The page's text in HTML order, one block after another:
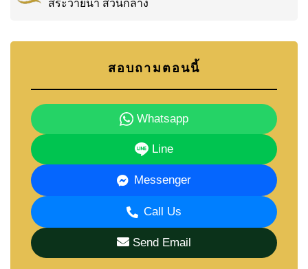
สระว่ายน้ำ ส่วนกลาง
สอบถามตอนนี้
Whatsapp
Line
Messenger
Call Us
Send Email